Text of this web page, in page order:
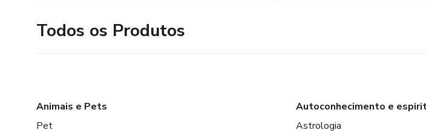
Todos os Produtos
Animais e Pets
Pet
Autoconhecimento e
Astrologia